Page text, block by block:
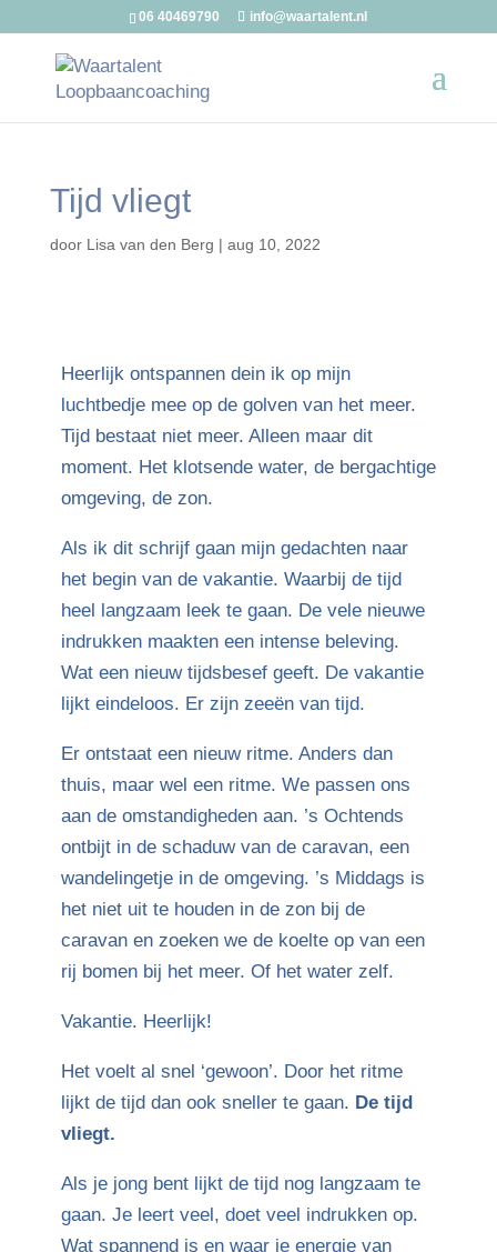
06 40469790 info@waartalent.nl
Tijd vliegt
door Lisa van den Berg | aug 10, 2022
Heerlijk ontspannen dein ik op mijn
luchtbedje mee op de golven van het meer.
Tijd bestaat niet meer. Alleen maar dit
moment. Het klotsende water, de bergachtige
omgeving, de zon.
Als ik dit schrijf gaan mijn gedachten naar
het begin van de vakantie. Waarbij de tijd
heel langzaam leek te gaan. De vele nieuwe
indrukken maakten een intense beleving.
Wat een nieuw tijdsbesef geeft. De vakantie
lijkt eindeloos. Er zijn zeeën van tijd.
Er ontstaat een nieuw ritme. Anders dan
thuis, maar wel een ritme. We passen ons
aan de omstandigheden aan. ’s Ochtends
ontbijt in de schaduw van de caravan, een
wandelingetje in de omgeving. ’s Middags is
het niet uit te houden in de zon bij de
caravan en zoeken we de koelte op van een
rij bomen bij het meer. Of het water zelf.
Vakantie. Heerlijk!
Het voelt al snel ‘gewoon’. Door het ritme
lijkt de tijd dan ook sneller te gaan. De tijd
vliegt.
Als je jong bent lijkt de tijd nog langzaam te
gaan. Je leert veel, doet veel indrukken op.
Wat spannend is en waar je energie van